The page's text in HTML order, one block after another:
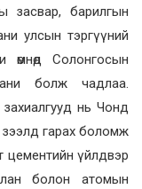
засвар, барилгын
улсын тэргүүний
Солонгосын
болж чадлаа.
нь Чонд
зээлд гарах боломж
цементийн үйлдвэр
болон атомын